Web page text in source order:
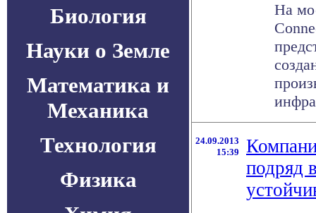
Биология
Науки о Земле
Математика и
Механика
Технология
Физика
На
24.09.2013
15:39
подряд